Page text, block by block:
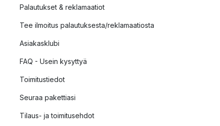
Palautukset & reklamaatiot
Tee ilmoitus palautuksesta/reklamaatiosta
Asiakasklubi
FAQ - Usein kysyttyä
Toimitustiedot
Seuraa pakettiasi
Tilaus- ja toimitusehdot